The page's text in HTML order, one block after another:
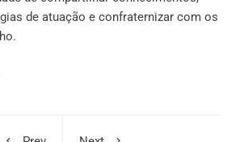
de atuação e confraternizar com os